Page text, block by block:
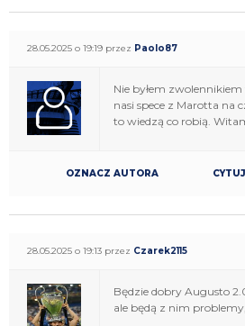
28.05.2025 o 19:19 przez Paolo87
Nie byłem
nasi spece z Marotta na
to wiedzą co robią.
OZNACZ AUTORA CYTUJ
28.05.2025 o 19:13 przez Czarek2115
Będzie dobry Augusto
ale będą z nim